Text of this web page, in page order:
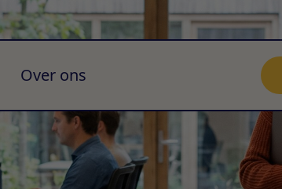
Over ons